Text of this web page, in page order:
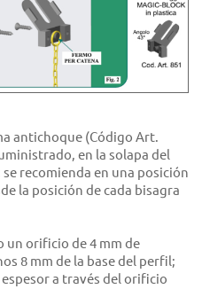
antichoque (Código Art.
en la solapa del
recomienda en una posición
la posición de cada bisagra
un orificio de 4 mm de
8 mm de la base del perfil;
a través del orificio